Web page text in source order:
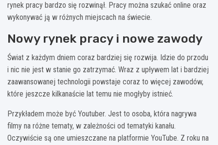
rynek pracy bardzo się rozwinął. Pracy można szukać online oraz
wykonywać ją w różnych miejscach na świecie.
Nowy rynek pracy i nowe zawody
Świat z każdym dniem coraz bardziej się rozwija. Idzie do przodu
i nic nie jest w stanie go zatrzymać. Wraz z upływem lat i bardziej
zaawansowanej technologii powstaje coraz to więcej zawodów,
które jeszcze kilkanaście lat temu nie mogłyby istnieć.
Przykładem może być Youtuber. Jest to osoba, która nagrywa
filmy na różne tematy, w zależności od tematyki kanału.
Oczywiście są one umieszczane na platformie YouTube. Z roku na